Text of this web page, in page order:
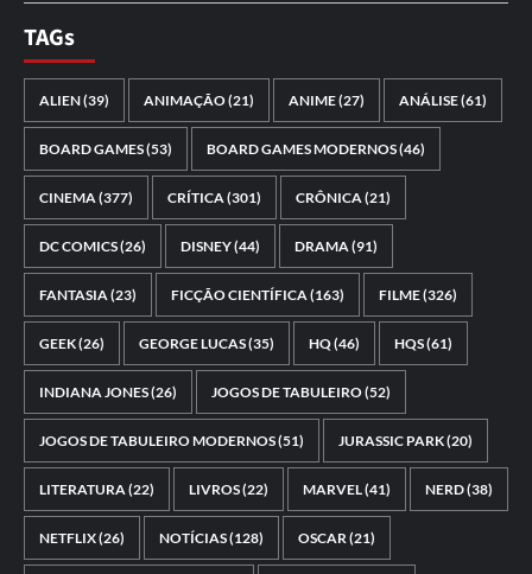
TAGs
ALIEN(39) ANIMAÇÃO(21) ANIME(27) ANÁLISE(61)
BOARD GAMES(53) BOARD GAMES MODERNOS(46)
CINEMA(377) CRÍTICA(301) CRÔNICA(21)
DC COMICS(26) DISNEY(44) DRAMA(91)
FANTASIA(23) FICÇÃO CIENTÍFICA(163) FILME(326)
GEEK(26) GEORGE LUCAS(35) HQ(46) HQS(61)
INDIANA JONES(26) JOGOS DE TABULEIRO(52)
JOGOS DE TABULEIRO MODERNOS(51) JURASSIC PARK(20)
LITERATURA(22) LIVROS(22) MARVEL(41) NERD(38)
NETFLIX(26) NOTÍCIAS(128) OSCAR(21)